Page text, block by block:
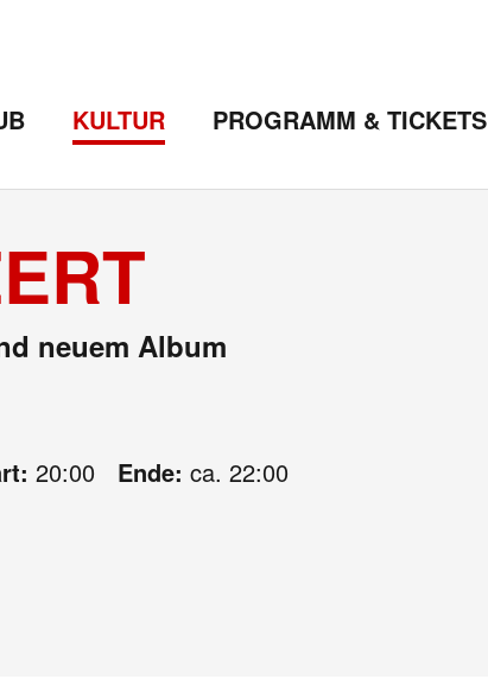
KULTUR PROGRAMM & TICKETS
neuem Album
20:00 Ende: ca. 22:00